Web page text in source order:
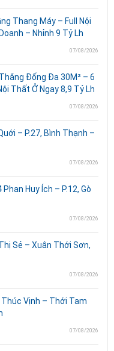
Thang Máy – Full Nội
– Nhỉnh 9 Tỷ Lh
07/08/2026
Đống Đa 30M² – 6
Thất Ở Ngay 8,9 Tỷ Lh
07/08/2026
– P.27, Bình Thạnh –
07/08/2026
Huy Ích – P.12, Gò
07/08/2026
Sẻ – Xuân Thới Sơn,
07/08/2026
Vịnh – Thới Tam
07/08/2026